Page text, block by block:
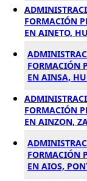
FORMACIÓN
EN AINETO,
FORMACIÓN
EN AINSA,
FORMACIÓN
EN AINZON,
FORMACIÓN
EN AIOS,